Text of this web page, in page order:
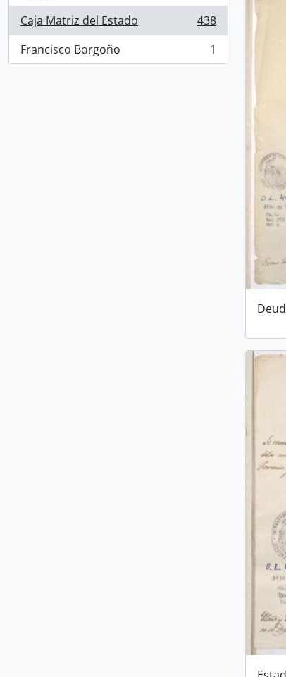
Caja Matriz del Estado
, 438 resultados
438
Francisco Borgoño
, 1 resultados 1